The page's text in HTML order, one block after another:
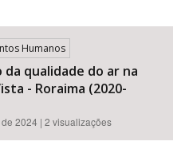
Humanos
qualidade do ar na
- Roraima (2020-
2024 | 2 visualizações